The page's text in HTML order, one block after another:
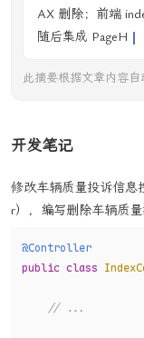
AX 删除；前端
随后集成
此摘要根据文章内容
开发笔记
修改车辆质量投诉信息
r），编写删除车辆质
@Controller
public class
// ...